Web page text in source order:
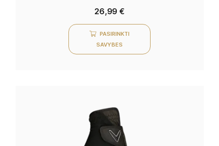
26,99€
PASIRINKTI
SAVYBES